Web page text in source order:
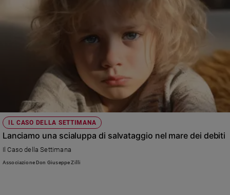
IL CASO DELLA SETTIMANA
Lanciamo una scialuppa di salvataggio nel mare dei debiti
Il Caso della Settimana
Associazione Don Giuseppe Zilli